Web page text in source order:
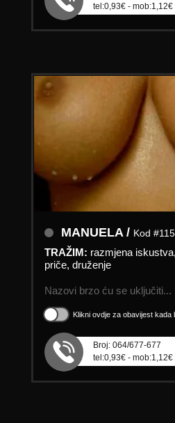
tel:0,93€ - mob:1,12€
MANUELA / Kod #115
TRAŽIM: razmjena
priče, druženje
Nazovi brzo ću se uključiti...
Klikni ovdje za obavijest kada
Broj: 064/677-677
tel:0,93€ - mob:1,12€